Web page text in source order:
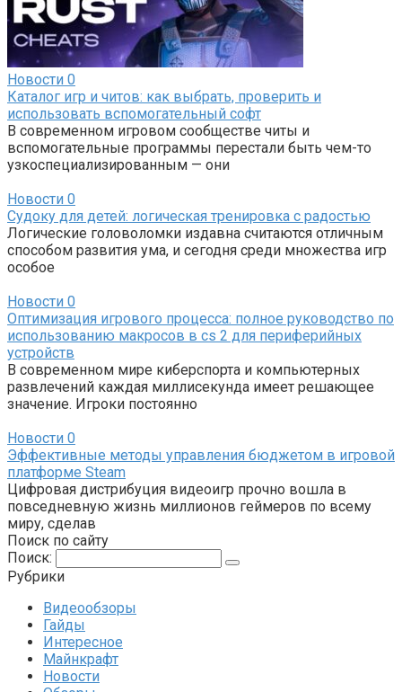
Новости 0
Каталог игр и читов: как выбрать, проверить и
использовать вспомогательный софт
В современном игровом сообществе читы и
вспомогательные программы перестали быть чем-то
узкоспециализированным — они
Новости 0
Судоку для детей: логическая тренировка с радостью
Логические головоломки издавна считаются отличным
способом развития ума, и сегодня среди множества игр
особое
Новости 0
Оптимизация игрового процесса: полное руководство по
использованию макросов в cs 2 для периферийных
устройств
В современном мире киберспорта и компьютерных
развлечений каждая миллисекунда имеет решающее
значение. Игроки постоянно
Новости 0
Эффективные методы управления бюджетом в игровой
платформе Steam
Цифровая дистрибуция видеоигр прочно вошла в
повседневную жизнь миллионов геймеров по всему
миру, сделав
Поиск по сайту
Поиск:
Рубрики
Видеообзоры
Гайды
Интересное
Майнкрафт
Новости